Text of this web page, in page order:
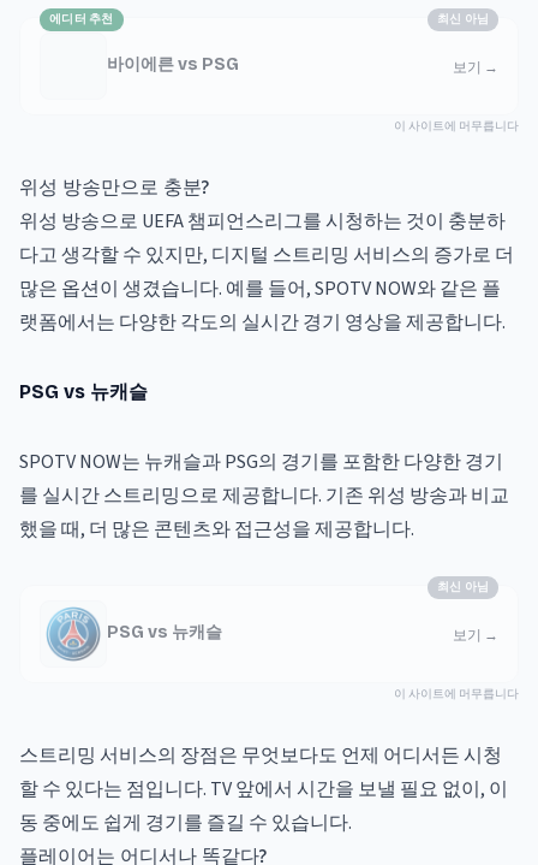
최신 아님
에디터 추천
바이에른 vs PSG 보기 →
이 사이트에 머무릅니다
위성 방송만으로 충분?
위성 방송으로 UEFA 챔피언스리그를 시청하는 것이 충분하
다고 생각할 수 있지만, 디지털 스트리밍 서비스의 증가로 더
많은 옵션이 생겼습니다. 예를 들어, SPOTV NOW와 같은 플
랫폼에서는 다양한 각도의 실시간 경기 영상을 제공합니다.
PSG vs 뉴캐슬
SPOTV NOW는 뉴캐슬과 PSG의 경기를 포함한 다양한 경기
를 실시간 스트리밍으로 제공합니다. 기존 위성 방송과 비교
했을 때, 더 많은 콘텐츠와 접근성을 제공합니다.
최신 아님
PSG vs 뉴캐슬 보기 →
이 사이트에 머무릅니다
스트리밍 서비스의 장점은 무엇보다도 언제 어디서든 시청
할 수 있다는 점입니다. TV 앞에서 시간을 보낼 필요 없이, 이
동 중에도 쉽게 경기를 즐길 수 있습니다.
플레이어는 어디서나 똑같다?